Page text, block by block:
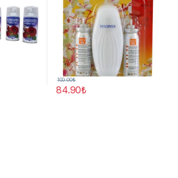
84.90₺
100.00₺